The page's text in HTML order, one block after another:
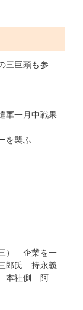
三巨頭も参
軍一月中戦果
を襲ふ
） 企業を一
郎氏 持永義
本社側 阿